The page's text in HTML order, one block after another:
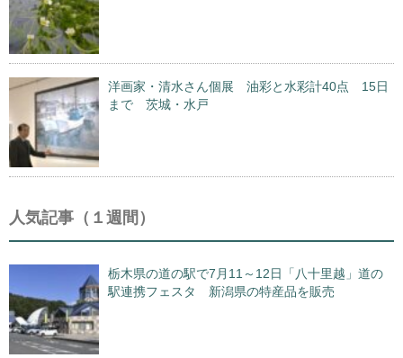
洋画家・清水さん個展 油彩と水彩計40点 15日
まで 茨城・水戸
人気記事（１週間）
栃木県の道の駅で7月11～12日「八十里越」道の
駅連携フェスタ 新潟県の特産品を販売